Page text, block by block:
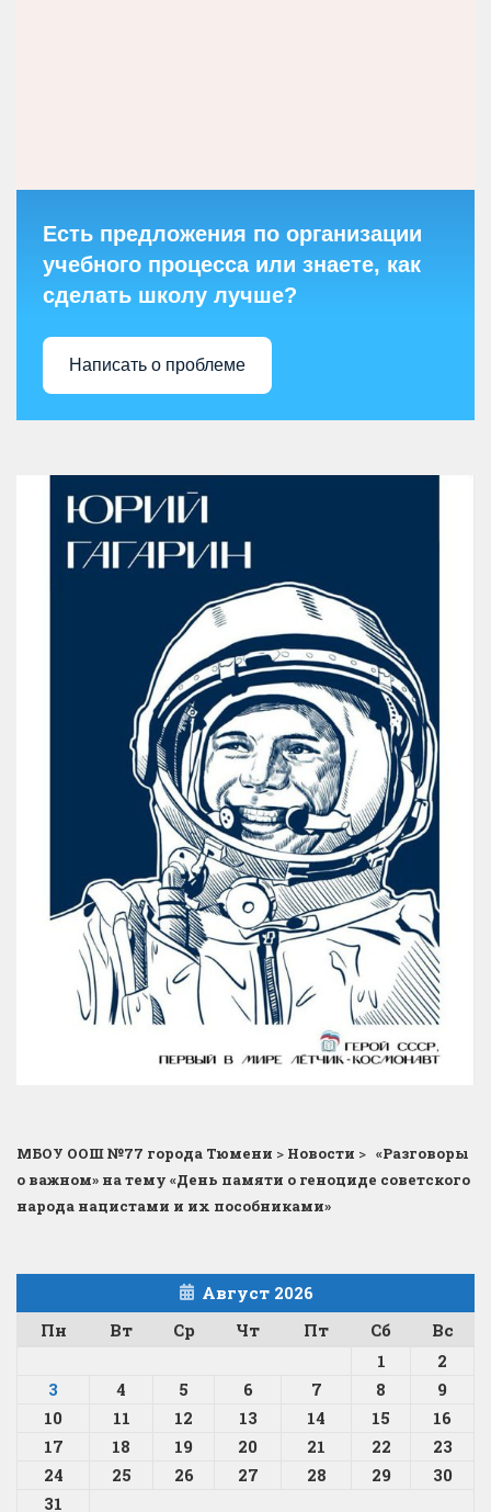
Есть предложения по организации
учебного процесса или знаете, как
сделать школу лучше?
Написать о проблеме
МБОУ ООШ №77 города Тюмени > Новости > «Разговоры
о важном» на тему «День памяти о геноциде советского
народа нацистами и их пособниками»
Август 2026
Пн
Вт Ср Чт Пт Сб
Вс
1
2
3
4 5 6 7 8
9
10
11 12 13 14 15
16
17
18 19 20 21 22
23
24
25 26 27 28 29
30
31